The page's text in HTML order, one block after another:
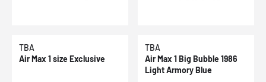
TBA
Air Max 1 size Exclusive
TBA
Air Max 1 Big Bubble 1986
Light Armory Blue